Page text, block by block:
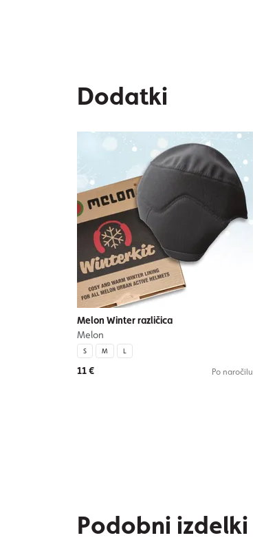
Dodatki
Melon Winter različica
Melon
S M L
11 € Po naročilu
Podobni izdelki